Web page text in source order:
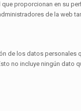
proporcionan en su
de la web
de los datos
no incluye ningún dato